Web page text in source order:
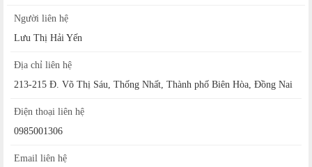
Người liên hệ
Lưu Thị Hải Yến
Địa chỉ liên hệ
213-215 Đ. Võ Thị Sáu, Thống Nhất, Thành phố Biên Hòa, Đồng Nai
Điện thoại liên hệ
0985001306
Email liên hệ